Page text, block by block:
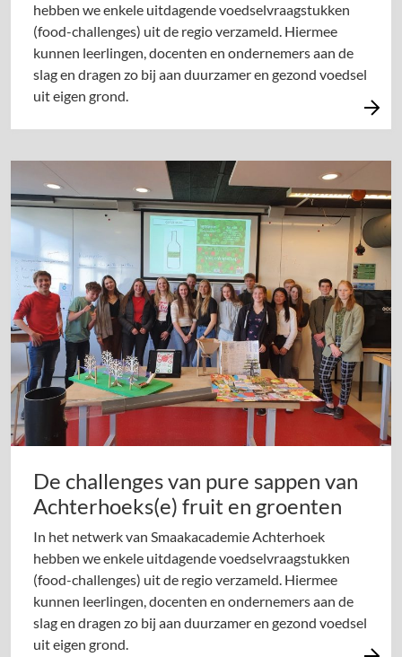
hebben we enkele uitdagende voedselvraagstukken
(food-challenges) uit de regio verzameld. Hiermee
kunnen leerlingen, docenten en ondernemers aan de
slag en dragen zo bij aan duurzamer en gezond voedsel
uit eigen grond.
De challenges van pure sappen van
Achterhoeks(e) fruit en groenten
In het netwerk van Smaakacademie Achterhoek
hebben we enkele uitdagende voedselvraagstukken
(food-challenges) uit de regio verzameld. Hiermee
kunnen leerlingen, docenten en ondernemers aan de
slag en dragen zo bij aan duurzamer en gezond voedsel
uit eigen grond.